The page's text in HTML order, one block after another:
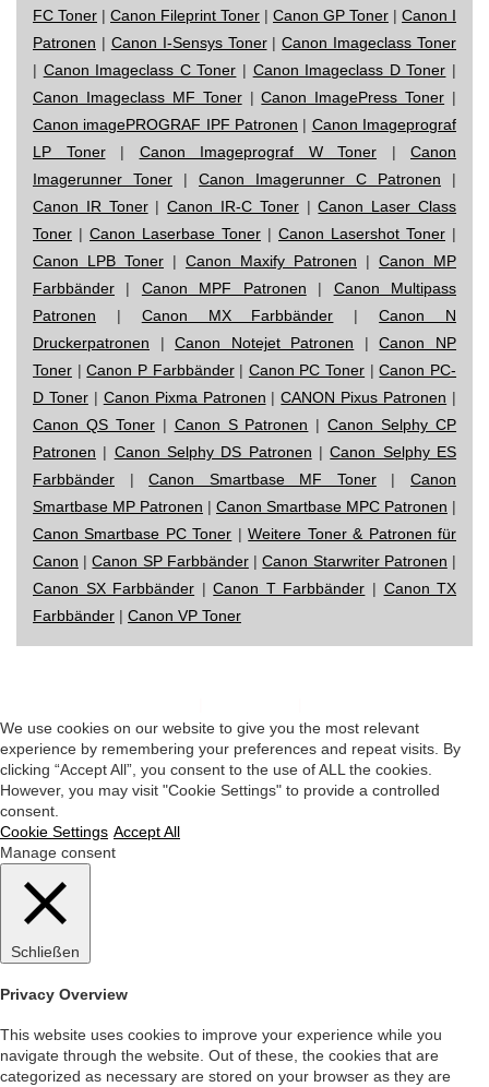
FC Toner | Canon Fileprint Toner | Canon GP Toner | Canon I
Patronen | Canon I-Sensys Toner|Canon Imageclass Toner
| Canon Imageclass C Toner | Canon Imageclass D Toner |
Canon Imageclass MF Toner|Canon ImagePress Toner |
Canon imagePROGRAF IPF Patronen | Canon Imageprograf
LP Toner| Canon Imageprograf W Toner | Canon
Imagerunner Toner | Canon Imagerunner C Patronen |
Canon IR Toner|Canon IR-C Toner|Canon Laser Class
Toner | Canon Laserbase Toner | Canon Lasershot Toner |
Canon LPB Toner | Canon Maxify Patronen | Canon MP
Farbbänder | Canon MPF Patronen | Canon Multipass
Patronen | Canon MX Farbbänder |Canon N
Druckerpatronen |Canon Notejet Patronen |Canon NP
Toner |Canon P Farbbänder| Canon PC Toner |Canon PC-
D Toner| Canon Pixma Patronen |CANON Pixus Patronen |
Canon QS Toner| Canon S Patronen |Canon Selphy CP
Patronen | Canon Selphy DS Patronen |Canon Selphy ES
Farbbänder |Canon Smartbase MF Toner|Canon
Smartbase MP Patronen | Canon Smartbase MPC Patronen |
Canon Smartbase PC Toner |Weitere Toner & Patronen für
Canon |Canon SP Farbbänder|Canon Starwriter Patronen |
Canon SX Farbbänder |Canon T Farbbänder | Canon TX
Farbbänder | Canon VP Toner
We use cookies on our website to give you the most relevant
experience by remembering your preferences and repeat visits. By
clicking “Accept All”, you consent to the use of ALL the cookies.
However, you may visit "Cookie Settings" to provide a controlled
consent.
Cookie Settings Accept All
Manage consent
Schließen
Privacy Overview
This website uses cookies to improve your experience while you
navigate through the website. Out of these, the cookies that are
categorized as necessary are stored on your browser as they are